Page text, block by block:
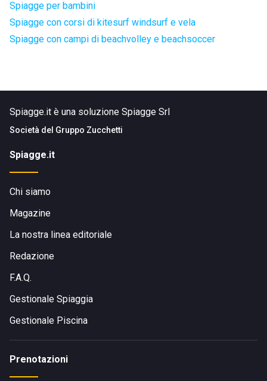
Spiagge per bambini
Spiagge con corsi di kitesurf windsurf e vela
Spiagge con campi di beachvolley e beachsoccer
Spiagge.it è una soluzione Spiagge Srl
Società del Gruppo Zucchetti
Spiagge.it
Chi siamo
Magazine
La nostra linea editoriale
Redazione
F.A.Q.
Gestionale Spiaggia
Gestionale Piscina
Prenotazioni